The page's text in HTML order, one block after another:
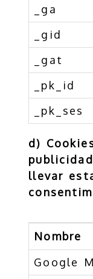
_ga
_gid
_gat
_pk_id
_pk_ses
d)
llevar
Nombre
Google